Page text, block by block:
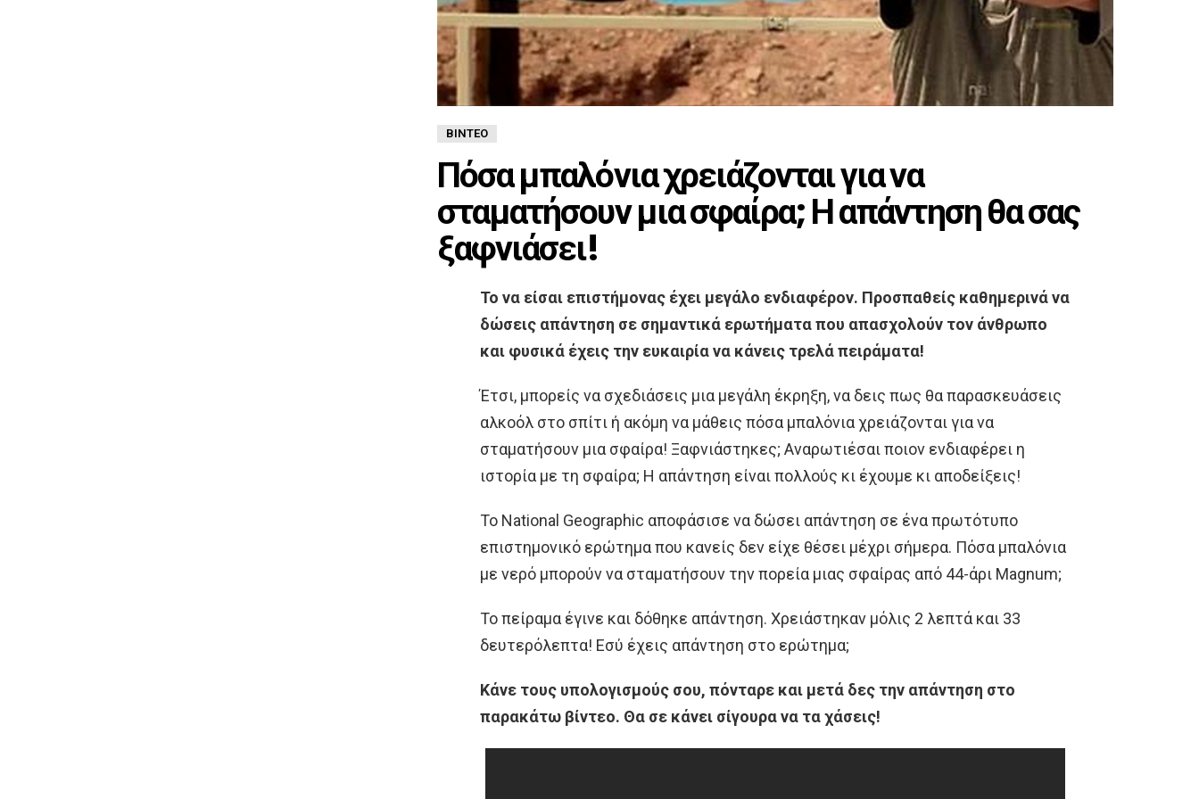
ΒΊΝΤΕΟ
Πόσα μπαλόνια χρειάζονται για να
σταματήσουν μια σφαίρα; Η απάντηση θα σας
ξαφνιάσει!
Το να είσαι επιστήμονας έχει μεγάλο ενδιαφέρον. Προσπαθείς καθημερινά να
δώσεις απάντηση σε σημαντικά ερωτήματα που απασχολούν τον άνθρωπο
και φυσικά έχεις την ευκαιρία να κάνεις τρελά πειράματα!
Έτσι, μπορείς να σχεδιάσεις μια μεγάλη έκρηξη, να δεις πως θα παρασκευάσεις
αλκοόλ στο σπίτι ή ακόμη να μάθεις πόσα μπαλόνια χρειάζονται για να
σταματήσουν μια σφαίρα! Ξαφνιάστηκες; Αναρωτιέσαι ποιον ενδιαφέρει η
ιστορία με τη σφαίρα; Η απάντηση είναι πολλούς κι έχουμε κι αποδείξεις!
Το National Geographic αποφάσισε να δώσει απάντηση σε ένα πρωτότυπο
επιστημονικό ερώτημα που κανείς δεν είχε θέσει μέχρι σήμερα. Πόσα μπαλόνια
με νερό μπορούν να σταματήσουν την πορεία μιας σφαίρας από 44-άρι Magnum;
Το πείραμα έγινε και δόθηκε απάντηση. Χρειάστηκαν μόλις 2 λεπτά και 33
δευτερόλεπτα! Εσύ έχεις απάντηση στο ερώτημα;
Κάνε τους υπολογισμούς σου, πόνταρε και μετά δες την απάντηση στο
παρακάτω βίντεο. Θα σε κάνει σίγουρα να τα χάσεις!